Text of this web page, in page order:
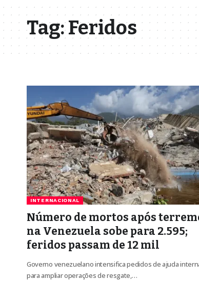
Tag:Feridos
INTERNACIONAL
Número de mortos após
na Venezuela sobe para 2.595;
feridos passam de 12 mil
Governo venezuelano intensifica pedidos de ajuda
para ampliar operações de resgate,…